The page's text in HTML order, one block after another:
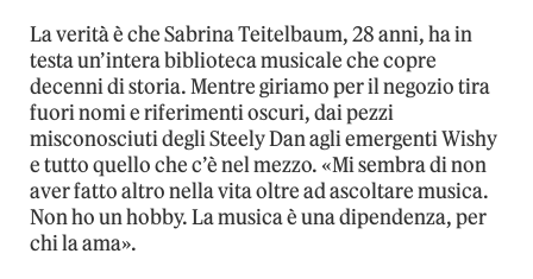
La verità è che Sabrina Teitelbaum, 28 anni, ha in
testa un’intera biblioteca musicale che copre
decenni di storia. Mentre giriamo per il negozio tira
fuori nomi e riferimenti oscuri, dai pezzi
misconosciuti degli Steely Dan agli emergenti Wishy
e tutto quello che c’è nel mezzo. «Mi sembra di non
aver fatto altro nella vita oltre ad ascoltare musica.
Non ho un hobby. La musica è una dipendenza, per
chi la ama».